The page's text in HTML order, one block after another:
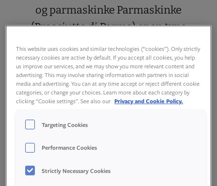
og parmaskinke Parmaskinke
(Prosciutto di Parma) er en type
spekeskinke av svin som er produsert i
fjelltraktene ved Parma i Italia. Kjøttet
er lagret opp til 18 månder og har
dermed en spesiell god smak. Men, man
spekeskinke på pizzaen også – prøve
deg […]
This website uses cookies and similar technologies (“cookies”). Only strictly
necessary cookies are active by default. If you accept all cookies, you help
us improve our services, and we may show you more relevant content and
advertising. This may involve sharing information with partners in social
media and advertising. You can at any time accept or reject different cookie
categories, or change your choices. Learn more about each category by
clicking “Cookie settings”. See also our Privacy and Cookie Policy.
Targeting Cookies
Performance Cookies
Strictly Necessary Cookies